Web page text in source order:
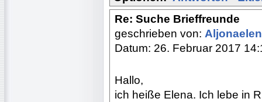
Re: Suche Brieffreunde
geschrieben von:
Datum: 26. Februar 2017
Hallo,
ich heiße Elena. Ich lebe in